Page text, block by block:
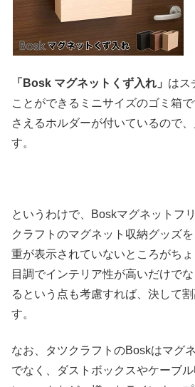
「Bosk マグネットくず入れ」 はス
ことができるミニサイズのゴミ箱
さえるホルダーが付いているので
す。
というわけで、Boskマグネットフ
クラフトのマグネット収納グッズ
重が表示されていないところがち
目調でインテリア性が高いだけで
るという点も考慮すれば、決して
す。
なお、タツクラフトのBoskはマグ
でなく、ダストボックスやケーブ